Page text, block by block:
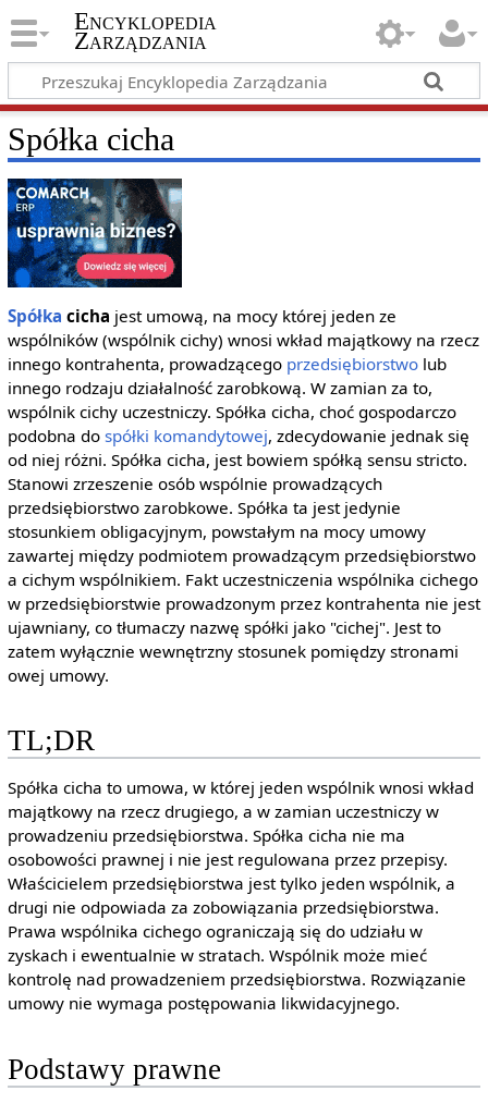
Encyklopedia
Zarządzania
Spółka cicha
Spółka cicha jest umową, na mocy której jeden ze
wspólników (wspólnik cichy) wnosi wkład majątkowy na rzecz
innego kontrahenta, prowadzącego przedsiębiorstwolub
innego rodzaju działalność zarobkową. W zamian za to,
wspólnik cichy uczestniczy. Spółka cicha, choć gospodarczo
podobna do spółki komandytowej, zdecydowanie jednak się
od niej różni. Spółka cicha, jest bowiem spółką sensu stricto.
Stanowi zrzeszenie osób wspólnie prowadzących
przedsiębiorstwo zarobkowe. Spółka ta jest jedynie
stosunkiem obligacyjnym, powstałym na mocy umowy
zawartej między podmiotem prowadzącym przedsiębiorstwo
a cichym wspólnikiem. Fakt uczestniczenia wspólnika cichego
w przedsiębiorstwie prowadzonym przez kontrahenta nie jest
ujawniany, co tłumaczy nazwę spółki jako "cichej". Jest to
zatem wyłącznie wewnętrzny stosunek pomiędzy stronami
owej umowy.
TL;DR
Spółka cicha to umowa, w której jeden wspólnik wnosi wkład
majątkowy na rzecz drugiego, a w zamian uczestniczy w
prowadzeniu przedsiębiorstwa. Spółka cicha nie ma
osobowości prawnej i nie jest regulowana przez przepisy.
Właścicielem przedsiębiorstwa jest tylko jeden wspólnik, a
drugi nie odpowiada za zobowiązania przedsiębiorstwa.
Prawa wspólnika cichego ograniczają się do udziału w
zyskach i ewentualnie w stratach. Wspólnik może mieć
kontrolę nad prowadzeniem przedsiębiorstwa. Rozwiązanie
umowy nie wymaga postępowania likwidacyjnego.
Podstawy prawne